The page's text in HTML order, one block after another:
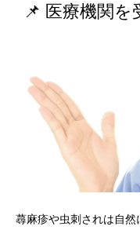
📌 医療機関を
蕁麻疹や虫刺されは自然